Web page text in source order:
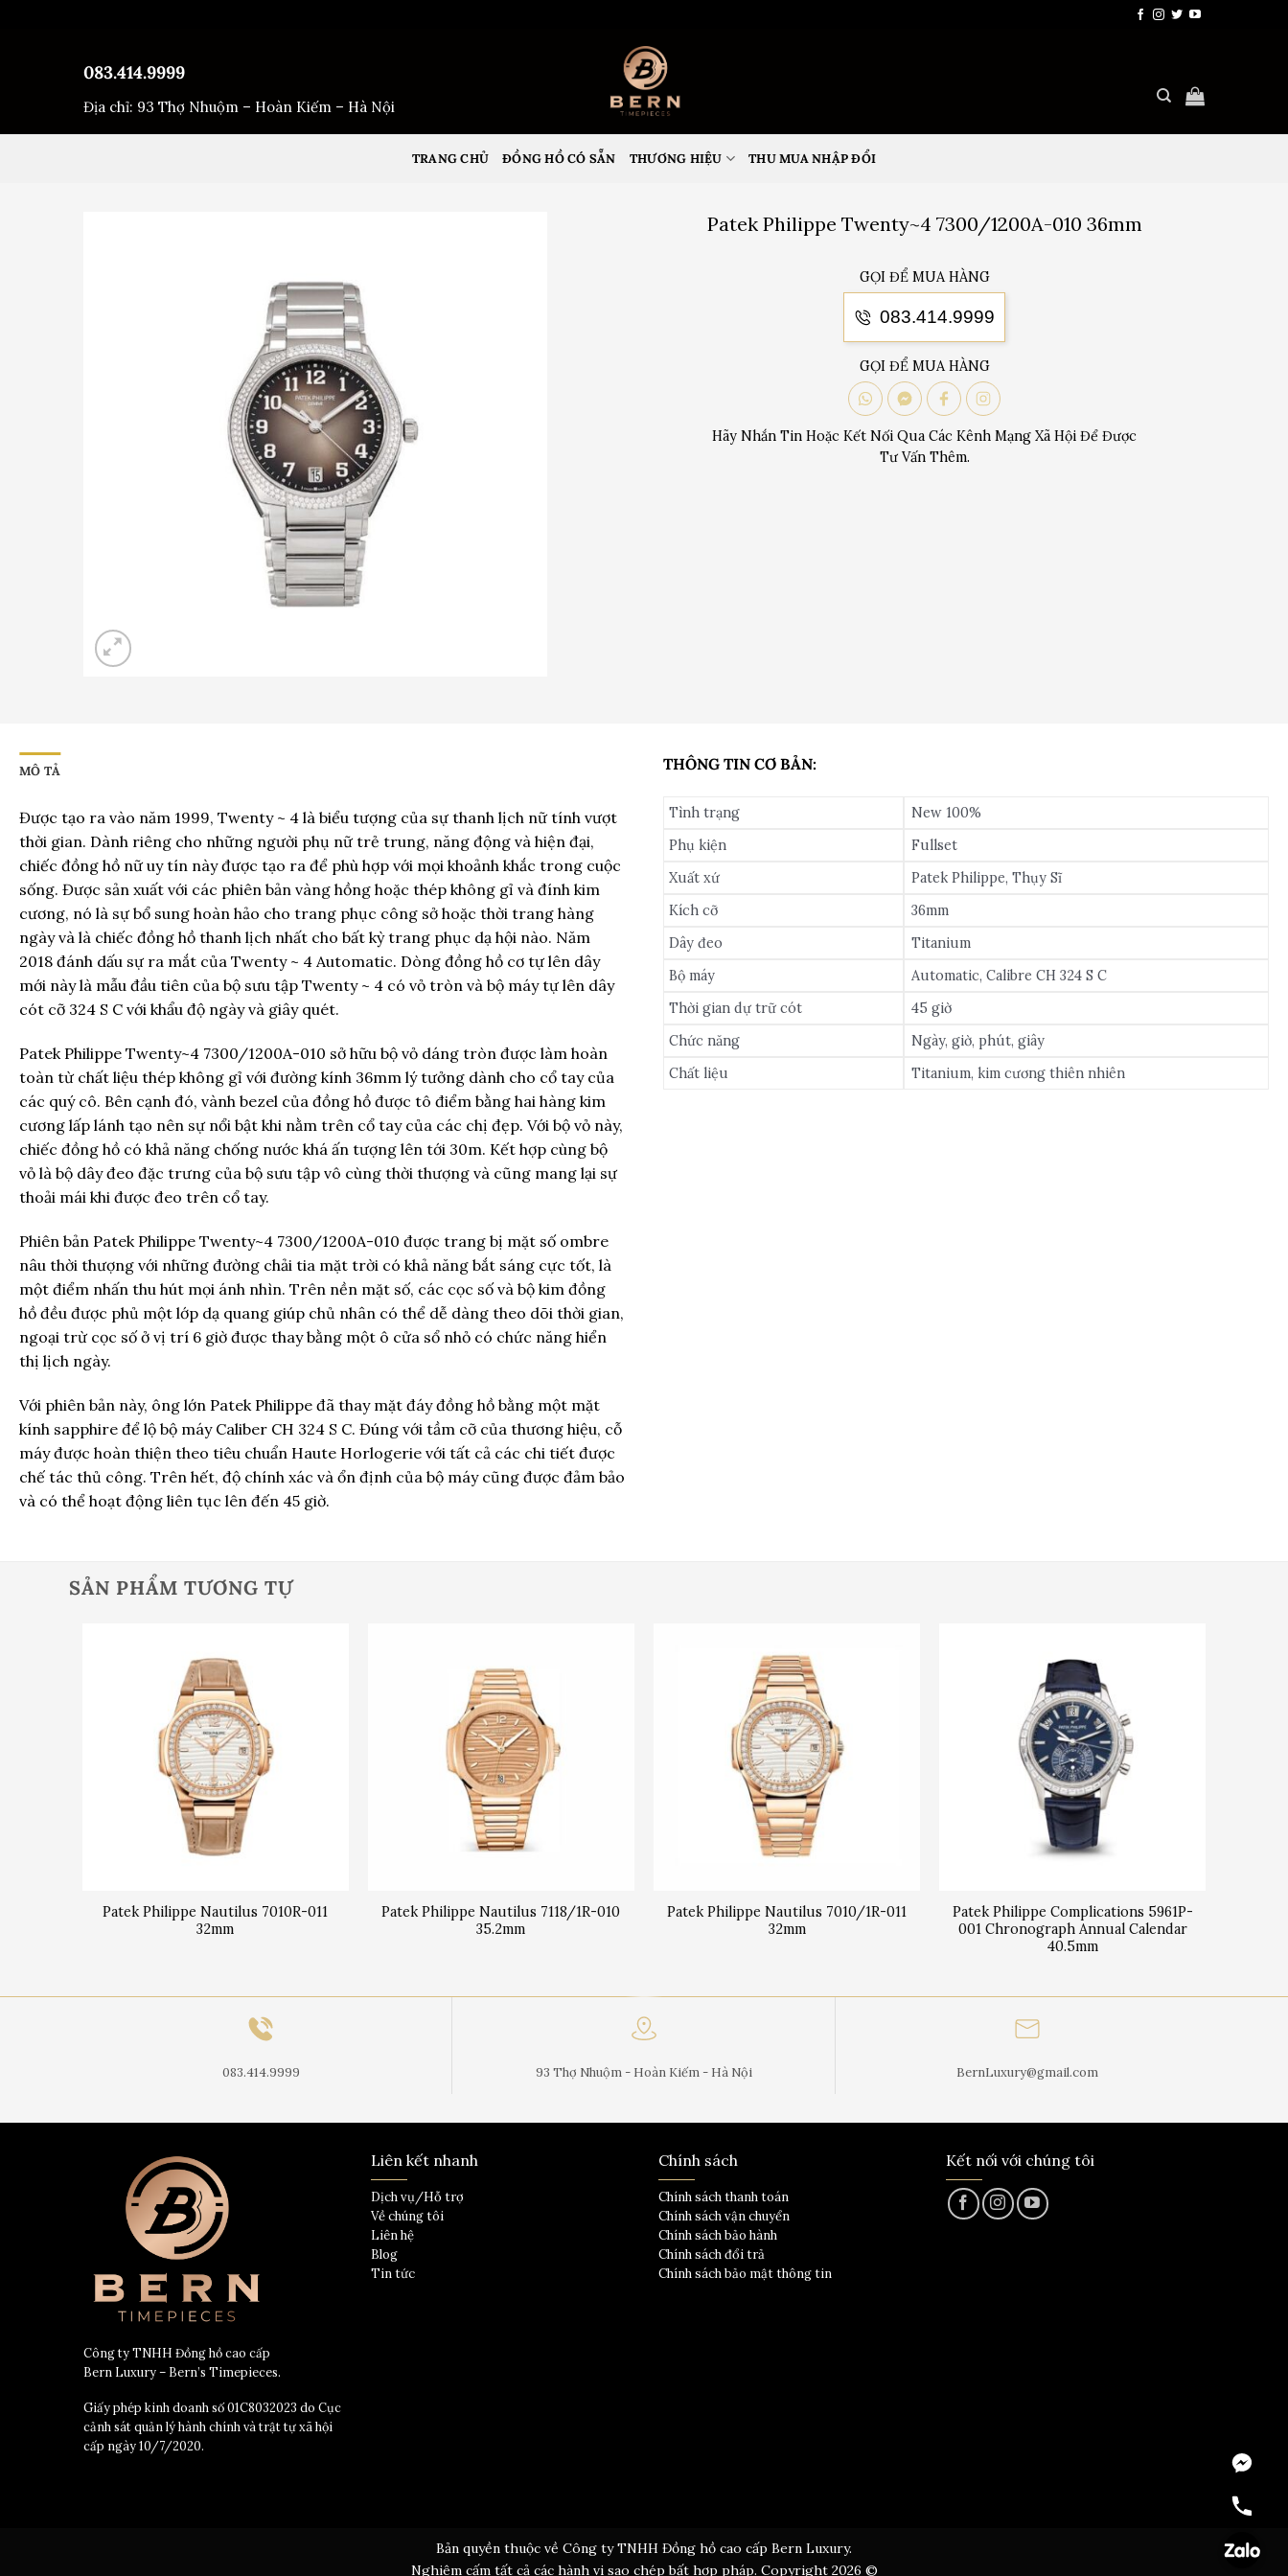
083.414.9999
Địa chỉ: 93 Thợ Nhuộm – Hoàn Kiếm – Hà Nội
TRANG CHỦ ĐỒNG HỒ CÓ SẴN THƯƠNG HIỆU THU MUA NHẬP ĐỔI
Patek Philippe Twenty~4 7300/1200A-010 36mm
GỌI ĐỂ MUA HÀNG
083.414.9999
GỌI ĐỂ MUA HÀNG
Hãy Nhắn Tin Hoặc Kết Nối Qua Các Kênh Mạng Xã Hội Để Được
Tư Vấn Thêm.
MÔ TẢ
Được tạo ra vào năm 1999, Twenty ~ 4 là biểu tượng của sự thanh lịch nữ tính vượt
thời gian. Dành riêng cho những người phụ nữ trẻ trung, năng động và hiện đại,
chiếc đồng hồ nữ uy tín này được tạo ra để phù hợp với mọi khoảnh khắc trong cuộc
sống. Được sản xuất với các phiên bản vàng hồng hoặc thép không gỉ và đính kim
cương, nó là sự bổ sung hoàn hảo cho trang phục công sở hoặc thời trang hàng
ngày và là chiếc đồng hồ thanh lịch nhất cho bất kỳ trang phục dạ hội nào. Năm
2018 đánh dấu sự ra mắt của Twenty ~ 4 Automatic. Dòng đồng hồ cơ tự lên dây
mới này là mẫu đầu tiên của bộ sưu tập Twenty ~ 4 có vỏ tròn và bộ máy tự lên dây
cót cỡ 324 S C với khẩu độ ngày và giây quét.
Patek Philippe Twenty~4 7300/1200A-010 sở hữu bộ vỏ dáng tròn được làm hoàn
toàn từ chất liệu thép không gỉ với đường kính 36mm lý tưởng dành cho cổ tay của
các quý cô. Bên cạnh đó, vành bezel của đồng hồ được tô điểm bằng hai hàng kim
cương lấp lánh tạo nên sự nổi bật khi nằm trên cổ tay của các chị đẹp. Với bộ vỏ này,
chiếc đồng hồ có khả năng chống nước khá ấn tượng lên tới 30m. Kết hợp cùng bộ
vỏ là bộ dây đeo đặc trưng của bộ sưu tập vô cùng thời thượng và cũng mang lại sự
thoải mái khi được đeo trên cổ tay.
Phiên bản Patek Philippe Twenty~4 7300/1200A-010 được trang bị mặt số ombre
nâu thời thượng với những đường chải tia mặt trời có khả năng bắt sáng cực tốt, là
một điểm nhấn thu hút mọi ánh nhìn. Trên nền mặt số, các cọc số và bộ kim đồng
hồ đều được phủ một lớp dạ quang giúp chủ nhân có thể dễ dàng theo dõi thời gian,
ngoại trừ cọc số ở vị trí 6 giờ được thay bằng một ô cửa sổ nhỏ có chức năng hiển
thị lịch ngày.
Với phiên bản này, ông lớn Patek Philippe đã thay mặt đáy đồng hồ bằng một mặt
kính sapphire để lộ bộ máy Caliber CH 324 S C. Đúng với tầm cỡ của thương hiệu, cỗ
máy được hoàn thiện theo tiêu chuẩn Haute Horlogerie với tất cả các chi tiết được
chế tác thủ công. Trên hết, độ chính xác và ổn định của bộ máy cũng được đảm bảo
và có thể hoạt động liên tục lên đến 45 giờ.
THÔNG TIN CƠ BẢN:
Tình trạng
New 100%
Phụ kiện
Fullset
Xuất xứ
Patek Philippe, Thụy Sĩ
Kích cỡ
36mm
Dây đeo
Titanium
Bộ máy
Automatic, Calibre CH 324 S C
Thời gian dự trữ cót
45 giờ
Chức năng
Ngày, giờ, phút, giây
Chất liệu
Titanium, kim cương thiên nhiên
SẢN PHẨM TƯƠNG TỰ
Patek Philippe Nautilus 7010R-011
32mm
Patek Philippe Nautilus 7118/1R-010
35.2mm
Patek Philippe Nautilus 7010/1R-011
32mm
Patek Philippe Complications 5961P-
001 Chronograph Annual Calendar
40.5mm
083.414.9999 93 Thợ Nhuộm - Hoàn Kiếm - Hà Nội BernLuxury@gmail.com
Công ty TNHH Đồng hồ cao cấp
Bern Luxury – Bern’s Timepieces.
Giấy phép kinh doanh số 01C8032023 do Cục
cảnh sát quản lý hành chính và trật tự xã hội
cấp ngày 10/7/2020.
Liên kết nhanh
Dịch vụ/Hỗ trợ
Về chúng tôi
Liên hệ
Blog
Tin tức
Chính sách
Chính sách thanh toán
Chính sách vận chuyển
Chính sách bảo hành
Chính sách đổi trả
Chính sách bảo mật thông tin
Kết nối với chúng tôi
Bản quyền thuộc về Công ty TNHH Đồng hồ cao cấp Bern Luxury.
Nghiêm cấm tất cả các hành vi sao chép bất hợp pháp. Copyright 2026 ©